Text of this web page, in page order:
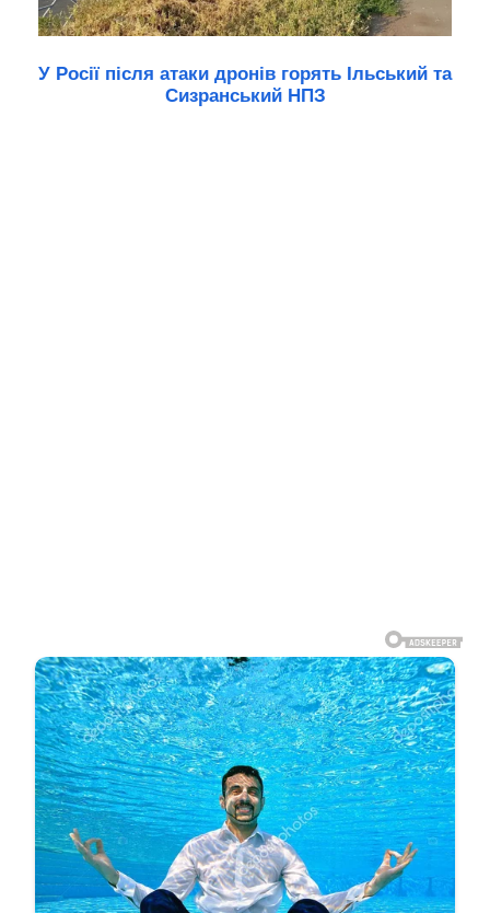
У Росії після атаки дронів горять Ільський та
Сизранський НПЗ